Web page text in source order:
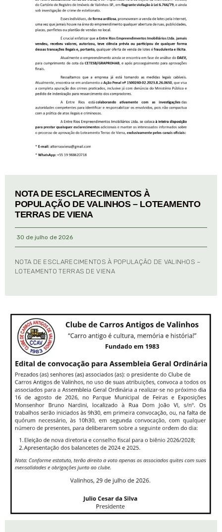
NOTA DE ESCLARECIMENTOS À
POPULAÇÃO DE VALINHOS – LOTEAMENTO
TERRAS DE VIENA
30 de julho de 2026
NOTA DE ESCLARECIMENTOS À POPULAÇÃO DE VALINHOS –
LOTEAMENTO TERRAS DE VIENA